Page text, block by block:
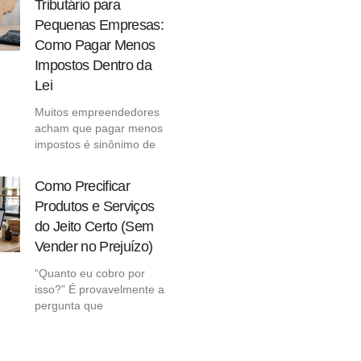
Tributário para
Pequenas Empresas:
Como Pagar Menos
Impostos Dentro da
Lei
Muitos empreendedores
acham que pagar menos
impostos é sinônimo de
Como Precificar
Produtos e Serviços
do Jeito Certo (Sem
Vender no Prejuízo)
“Quanto eu cobro por
isso?” É provavelmente a
pergunta que